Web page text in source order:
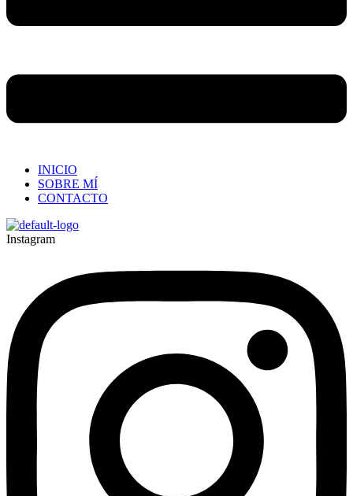
INICIO
SOBRE MÍ
CONTACTO
Instagram